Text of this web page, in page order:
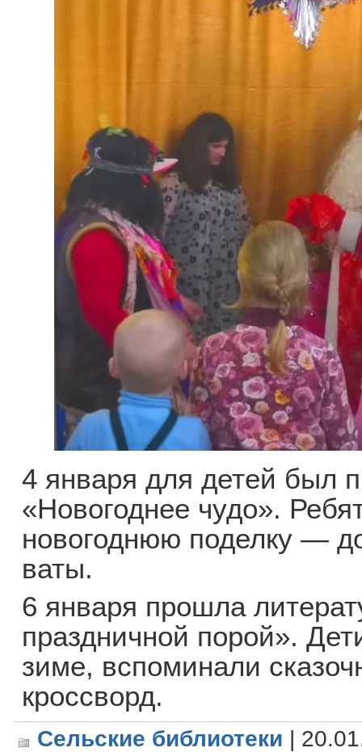
4 января для детей был
«Новогоднее чудо».
новогоднюю поделку —
ваты.
6 января прошла
праздничной порой».
зиме, вспоминали
кроссворд.
Сельские библиотеки |